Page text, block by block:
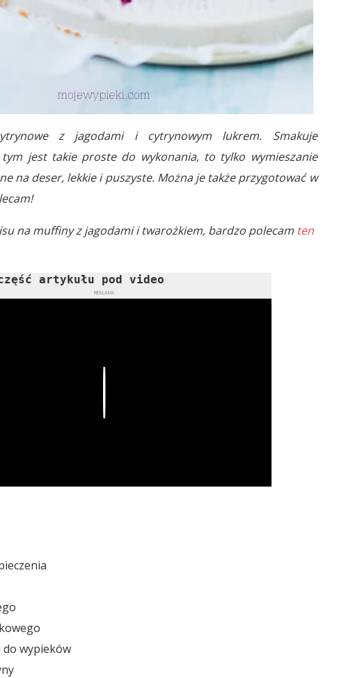
z jagodami i cytrynowym lukrem. Smakuje
jest takie proste do wykonania, to tylko wymieszanie
na deser, lekkie i puszyste. Można je także przygotować w
na muffiny z jagodami i twarożkiem, bardzo polecam ten
artykułu pod video
REKLAMA
wypieków